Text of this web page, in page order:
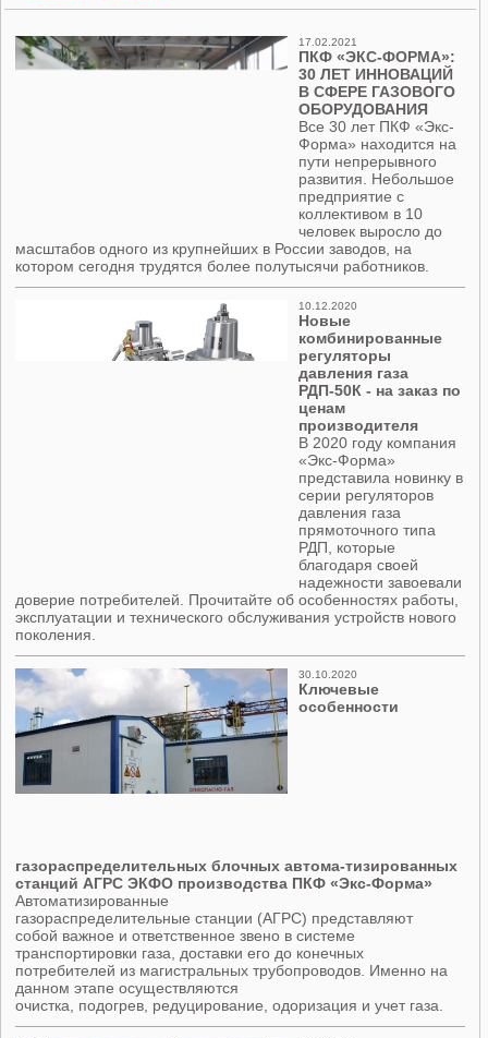
17.02.2021
ПКФ «ЭКС-ФОРМА»:
30 ЛЕТ ИННОВАЦИЙ
В СФЕРЕ ГАЗОВОГО
ОБОРУДОВАНИЯ
Все 30 лет ПКФ «Экс-
Форма» находится на
пути непрерывного
развития. Небольшое
предприятие с
коллективом в 10
человек выросло до
масштабов одного из крупнейших в России заводов, на
котором сегодня трудятся более полутысячи работников.
10.12.2020
Новые
комбинированные
регуляторы
давления газа
РДП-50К - на заказ по
ценам
производителя
В 2020 году компания
«Экс-Форма»
представила новинку в
серии регуляторов
давления газа
прямоточного типа
РДП, которые
благодаря своей
надежности завоевали
доверие потребителей. Прочитайте об особенностях работы,
эксплуатации и технического обслуживания устройств нового
поколения.
30.10.2020
Ключевые
особенности
газораспределительных блочных автома-тизированных
станций АГРС ЭКФО производства ПКФ «Экс-Форма»
Автоматизированные
газораспределительные станции (АГРС) представляют
собой важное и ответственное звено в системе
транспортировки газа, доставки его до конечных
потребителей из магистральных трубопроводов. Именно на
данном этапе осуществляются
очистка, подогрев, редуцирование, одоризация и учет газа.